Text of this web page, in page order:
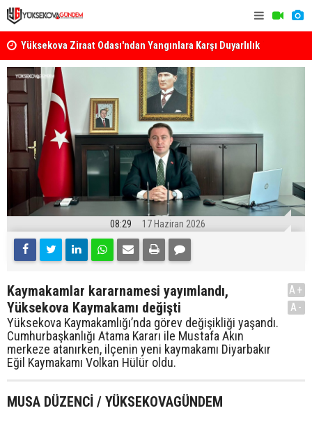
Yüksekova Ziraat Odası'ndan Yangınlara Karşı Duyarlılık
Çağrısı
08:29 17 Haziran 2026
Kaymakamlar kararnamesi yayımlandı,
Yüksekova Kaymakamı değişti
Yüksekova Kaymakamlığı’nda görev değişikliği yaşandı.
Cumhurbaşkanlığı Atama Kararı ile Mustafa Akın
merkeze atanırken, ilçenin yeni kaymakamı Diyarbakır
Eğil Kaymakamı Volkan Hülür oldu.
A+
A-
MUSA DÜZENCİ / YÜKSEKOVAGÜNDEM